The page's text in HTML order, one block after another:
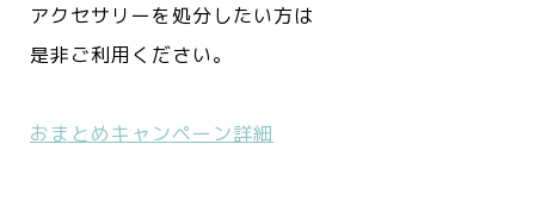
アクセサリーを処分したい方は
是非ご利用ください。
おまとめキャンペーン詳細